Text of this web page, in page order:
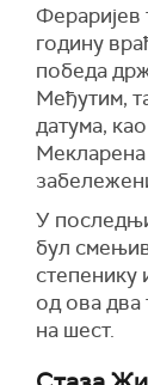
Фераријев
годину
победа
Међутим,
датума,
Мекларена
У
бул
степенику
од ова два
на шест.